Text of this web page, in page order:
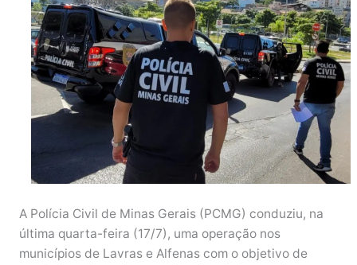
A Polícia Civil de Minas Gerais (PCMG) conduziu, na
última quarta-feira (17/7), uma operação nos
municípios de Lavras e Alfenas com o objetivo de